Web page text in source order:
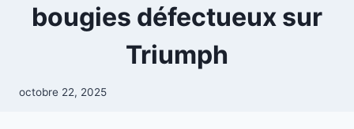
bougies défectueux sur
Triumph
octobre 22, 2025